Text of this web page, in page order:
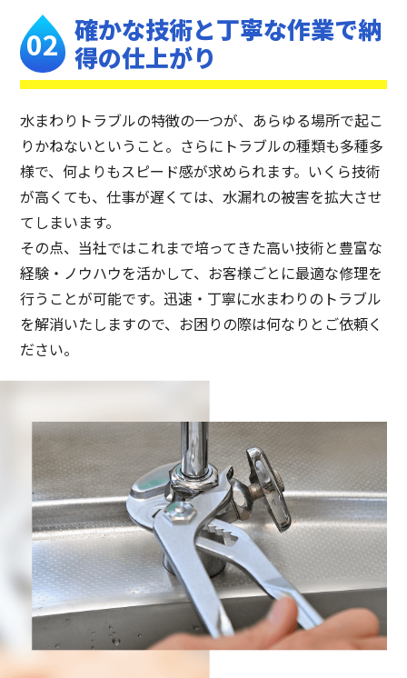
確かな技術と丁寧な作業で納
得の仕上がり
水まわりトラブルの特徴の一つが、あらゆる場所で起こ
りかねないということ。さらにトラブルの種類も多種多
様で、何よりもスピード感が求められます。いくら技術
が高くても、仕事が遅くては、水漏れの被害を拡大させ
てしまいます。
その点、当社ではこれまで培ってきた高い技術と豊富な
経験・ノウハウを活かして、お客様ごとに最適な修理を
行うことが可能です。迅速・丁寧に水まわりのトラブル
を解消いたしますので、お困りの際は何なりとご依頼く
ださい。